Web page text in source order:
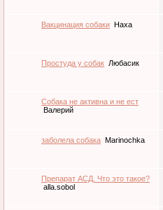
Вакцинация собаки Наха
Простуда у собак Любасик
Собака не активна и не ест
Валерий
заболела собака Marinochka
Препарат АСД. Что это такое?
alla.sobol